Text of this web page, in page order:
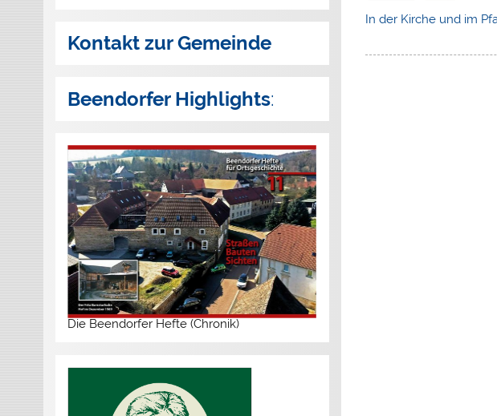
In der Kirche und im
Kontakt zur Gemeinde
Beendorfer Highlights:
Die Beendorfer Hefte (Chronik)